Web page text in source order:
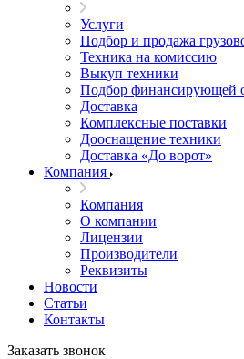
Услуги
Подбор и продажа
Техника на комиссию
Выкуп техники
Подбор финансирующей
Доставка
Комплексные поставки
Дооснащение техники
Доставка «До ворот»
Компания
Компания
О компании
Лицензии
Производители
Реквизиты
Новости
Статьи
Контакты
Заказать звонок